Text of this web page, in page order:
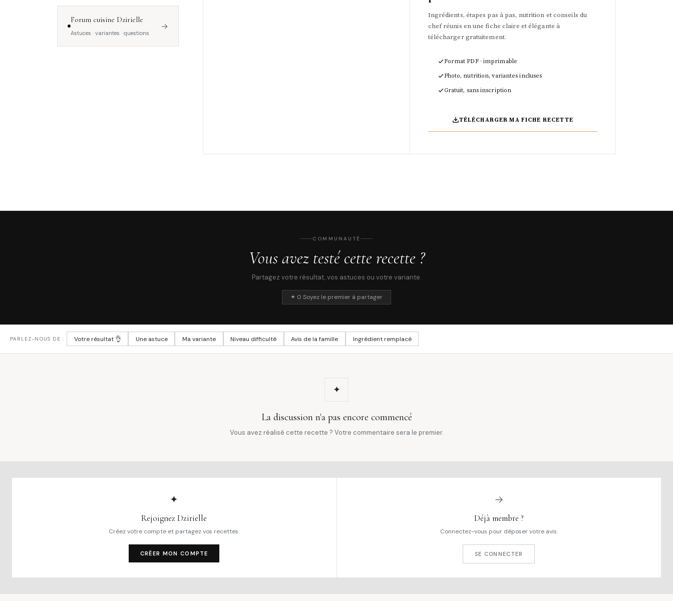
Forum cuisine Dzirielle
Astuces · variantes · questions
→
Ingrédients, étapes pas à pas, nutrition et conseils du
chef réunis en une fiche claire et élégante à
télécharger gratuitement.
Format PDF · imprimable
Photo, nutrition, variantes incluses
Gratuit, sans inscription
TÉLÉCHARGER MA FICHE RECETTE
COMMUNAUTÉ
Vous avez testé cette recette ?
Partagez votre résultat, vos astuces ou votre variante.
✦ 0 Soyez le premier à partager
PARLEZ-NOUS DE : Votre résultat 👌 Une astuce Ma variante Niveau difficulté Avis de la famille Ingrédient remplacé
✦
La discussion n'a pas encore commencé
Vous avez réalisé cette recette ? Votre commentaire sera le premier.
✦
Rejoignez Dzirielle
Créez votre compte et partagez vos recettes.
CRÉER MON COMPTE
→
Déjà membre ?
Connectez-vous pour déposer votre avis.
SE CONNECTER